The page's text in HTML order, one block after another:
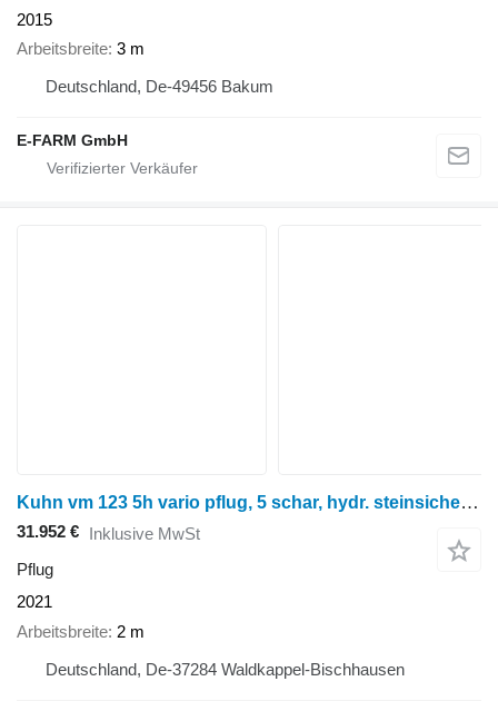
2015
Arbeitsbreite 3 m
Deutschland, De-49456 Bakum
E-FARM GmbH
Kuhn vm 123 5h vario pflug, 5 schar, hydr. steinsicherung, vorschäler
31.952 € Inklusive MwSt
Pflug
2021
Arbeitsbreite 2 m
Deutschland, De-37284 Waldkappel-Bischhausen